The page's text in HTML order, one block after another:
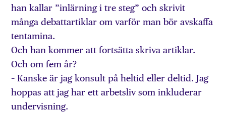
han kallar ”inlärning i tre steg” och skrivit
många debattartiklar om varför man bör avskaffa
tentamina.
Och han kommer att fortsätta skriva artiklar.
Och om fem år?
– Kanske är jag konsult på heltid eller deltid. Jag
hoppas att jag har ett arbetsliv som inkluderar
undervisning.